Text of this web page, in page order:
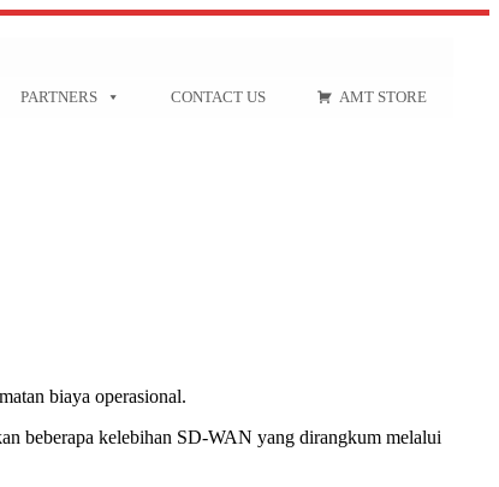
PARTNERS CONTACT US AMT STORE
biaya operasional.
beberapa kelebihan SD-WAN yang dirangkum melalui